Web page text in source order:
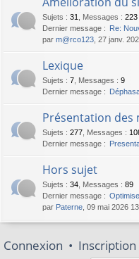
Sujets : 31 Messages : 223
Dernier message : Re:
par m@rco123 , 27 janv.
Lexique
Sujets : 7 Messages : 9
Dernier message :
Présentation des
Sujets : 277 Messages :
Dernier message :
Hors sujet
Sujets : 34 Messages : 89
Dernier message :
par Paterne , 09 mai 2026
Connexion • Inscription